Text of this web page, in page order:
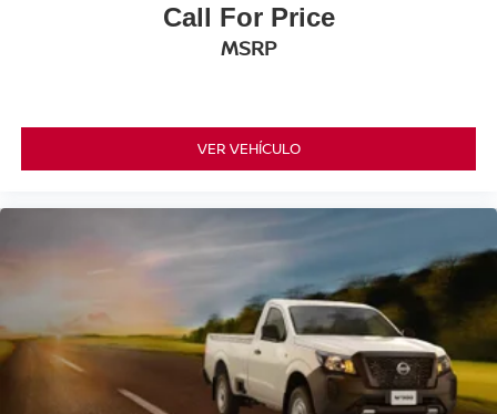
Call For Price
MSRP
VER VEHÍCULO